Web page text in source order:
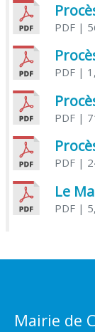
PDF|
PDF|
PDF|
PDF|
Le
PDF|
Mairie de